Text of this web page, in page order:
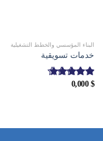
البناء المؤسسي والخطط التشغيلية
خدمات تسويقية
تم التقييم
0,000 $